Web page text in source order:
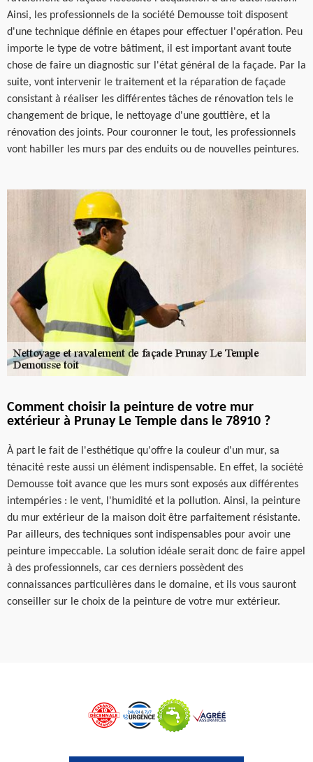
Ainsi, les professionnels de la société Demousse toit disposent
d'une technique définie en étapes pour effectuer l'opération. Peu
importe le type de votre bâtiment, il est important avant toute
chose de faire un diagnostic sur l'état général de la façade. Par la
suite, vont intervenir le traitement et la réparation de façade
consistant à réaliser les différentes tâches de rénovation tels le
changement de brique, le nettoyage d'une gouttière, et la
rénovation des joints. Pour couronner le tout, les professionnels
vont habiller les murs par des enduits ou de nouvelles peintures.
Comment choisir la peinture de votre mur
extérieur à Prunay Le Temple dans le 78910 ?
À part le fait de l'esthétique qu'offre la couleur d'un mur, sa
ténacité reste aussi un élément indispensable. En effet, la société
Demousse toit avance que les murs sont exposés aux différentes
intempéries : le vent, l'humidité et la pollution. Ainsi, la peinture
du mur extérieur de la maison doit être parfaitement résistante.
Par ailleurs, des techniques sont indispensables pour avoir une
peinture impeccable. La solution idéale serait donc de faire appel
à des professionnels, car ces derniers possèdent des
connaissances particulières dans le domaine, et ils vous sauront
conseiller sur le choix de la peinture de votre mur extérieur.